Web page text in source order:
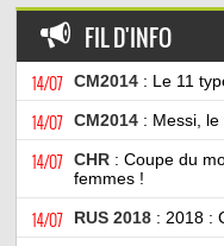
FIL D'INFO
14/07 CM2014 : Le 11
14/07 CM2014 : Messi,
14/07 CHR : Coupe du
femmes !
14/07 RUS 2018 : 2018 :